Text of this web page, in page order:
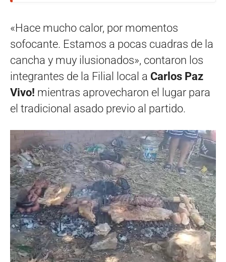
«Hace mucho calor, por momentos
sofocante. Estamos a pocas cuadras de la
cancha y muy ilusionados», contaron los
integrantes de la Filial local a Carlos Paz
Vivo! mientras aprovecharon el lugar para
el tradicional asado previo al partido.